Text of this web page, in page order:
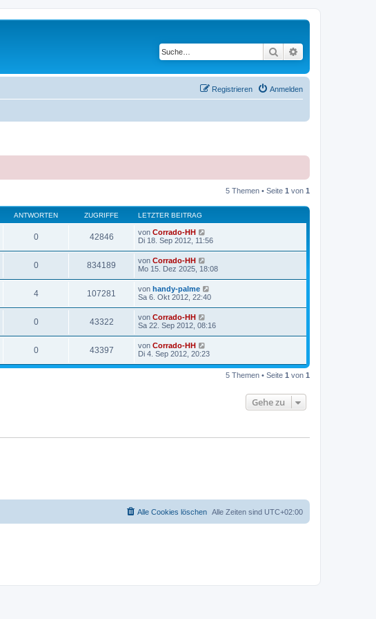
Suche
Anmelden
Registrieren
5 Themen • Seite 1 von 1
ANTWORTEN ZUGRIFFE LETZTER BEITRAG
0 42846 von Corrado-HH
Di 18. Sep 2012, 11:56
0 834189 von Corrado-HH
Mo 15. Dez 2025, 18:08
4 107281 von handy-palme
Sa 6. Okt 2012, 22:40
0 43322 von Corrado-HH
Sa 22. Sep 2012, 08:16
0 43397 von Corrado-HH
Di 4. Sep 2012, 20:23
5 Themen • Seite 1 von 1
Gehe zu
Alle Zeiten sind UTC+02:00
Alle Cookies löschen